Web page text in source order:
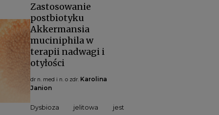
Zastosowanie
postbiotyku
Akkermansia
muciniphila w
terapii nadwagi i
otyłości
dr n. med i n. o zdr. Karolina
Janion
Dysbioza jelitowa jest